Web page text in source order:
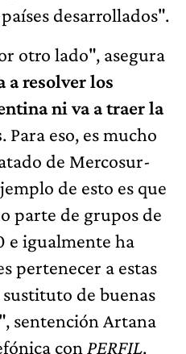
desarrollados".
otro lado", asegura
a resolver los
ni va a traer la
. Para eso, es mucho
de Mercosur-
de esto es que
parte de grupos de
e igualmente ha
pertenecer a estas
de buenas
sentención Artana
con PERFIL.